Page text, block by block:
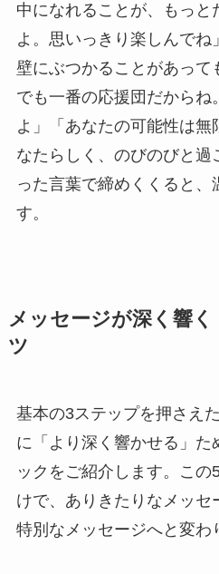
中になれることが、もっと
よ。思いっきり楽しんでね
壁にぶつかることがあって
でも一番の応援団だからね
よ」「あなたの可能性は無
なたらしく、のびのびと過
った言葉で締めくくると、
す。
メッセージが深く響
ツ
基本の3ステップを押さえ
に「より深く響かせる」た
ックをご紹介します。こ
けで、ありきたりなメッセ
特別なメッセージへと変わ